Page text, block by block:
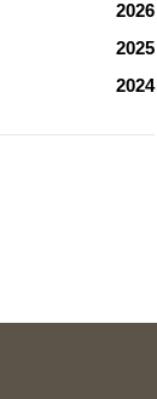
2026
2025
2024